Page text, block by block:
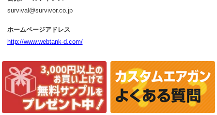
survival@survivor.co.jp
ホームページアドレス
http://www.webtank-d.com/